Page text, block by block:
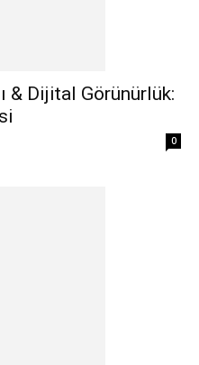
& Dijital Görünürlük:
0